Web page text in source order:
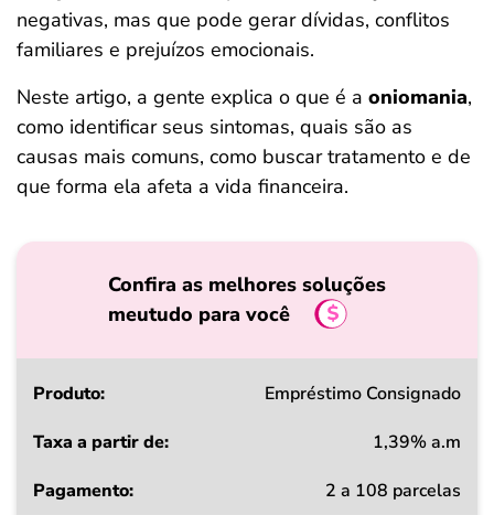
negativas, mas que pode gerar dívidas, conflitos
familiares e prejuízos emocionais.
Neste artigo, a gente explica o que é a oniomania,
como identificar seus sintomas, quais são as
causas mais comuns, como buscar tratamento e de
que forma ela afeta a vida financeira.
Confira as melhores soluções
meutudo para você
Produto
a
Empréstimo Consignado
1,39% a.m
2 a 108 parcelas